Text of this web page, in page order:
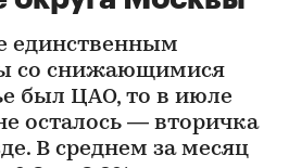
единственным
со снижающимися
был ЦАО, то в июле
осталось — вторичка
В среднем за месяц